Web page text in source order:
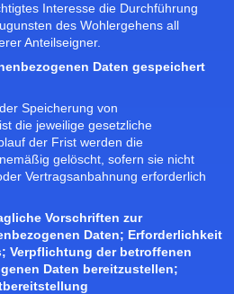
Interesse die Durchführung
des Wohlergehens all
Anteilseigner.
Daten gespeichert
Speicherung von
die jeweilige gesetzliche
der Frist werden die
gelöscht, sofern sie nicht
Vertragsanbahnung erforderlich
Vorschriften zur
Daten; Erforderlichkeit
Verpflichtung der betroffenen
Daten bereitzustellen;